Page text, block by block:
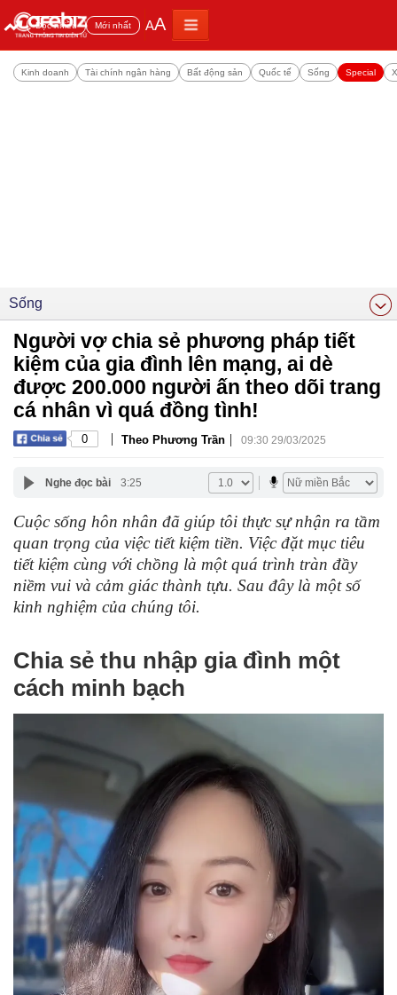
Đọc nhiều Mới nhất AA
Kinh doanh Tài chính ngân hàng Bất động sản Quốc tế Sống Special
Sống
Người vợ chia sẻ phương pháp tiết
kiệm của gia đình lên mạng, ai dè
được 200.000 người ấn theo dõi trang
cá nhân vì quá đồng tình!
0 | Theo Phương Trần | 09:30 29/03/2025
Nghe đọc bài 3:25
Cuộc sống hôn nhân đã giúp tôi thực sự nhận ra tầm
quan trọng của việc tiết kiệm tiền. Việc đặt mục tiêu
tiết kiệm cùng với chồng là một quá trình tràn đầy
niềm vui và cảm giác thành tựu. Sau đây là một số
kinh nghiệm của chúng tôi.
Chia sẻ thu nhập gia đình một
cách minh bạch